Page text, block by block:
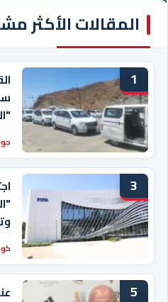
المقالات الأكثر
1
3
5